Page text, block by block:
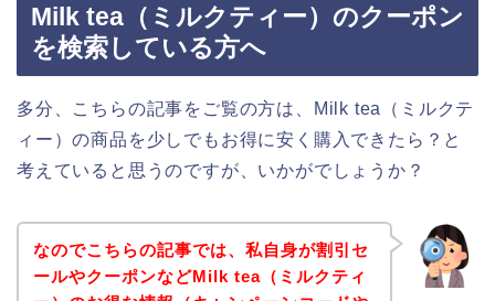
Milk tea（ミルクティー）のクーポン
を検索している方へ
多分、こちらの記事をご覧の方は、Milk tea（ミルクテ
ィー）の商品を少しでもお得に安く購入できたら？と
考えていると思うのですが、いかがでしょうか？
なのでこちらの記事では、私自身が割引セ
ールやクーポンなどMilk tea（ミルクティ